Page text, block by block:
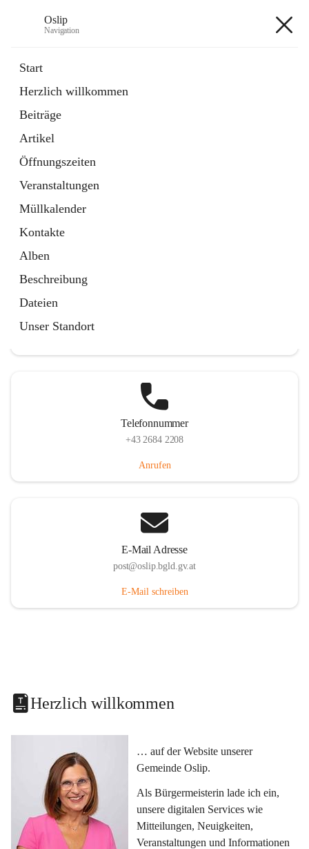
Oslip
Navigation
Start
Herzlich willkommen
Beiträge
Artikel
Öffnungszeiten
Veranstaltungen
Müllkalender
Kontakte
Alben
Beschreibung
Dateien
Unser Standort
Externe Webseite
in
Tab
Bundeskanzleramt Österreich
Externe Webseite
öffnet
in
neuem
Tab
Telefonnummer
+43 2684 2208
Anrufen
E-Mail Adresse
post@oslip.bgld.gv.at
E-Mail schreiben
Herzlich willkommen
… auf der Website unserer
Gemeinde Oslip.
Als Bürgermeisterin lade ich ein,
unsere digitalen Services wie
Mitteilungen, Neuigkeiten,
Veranstaltungen und Informationen